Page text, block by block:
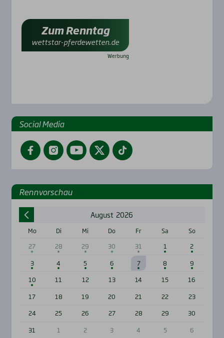
Zum Renntag
wettstar-pferdewetten.de
Social Media
FacebookInstagramYouTubeTwitterTikTok
Renn­vor­schau
August 2026
Mo Di Mi Do Fr Sa
So
27
28 29 30 31 1
2
3
4 5 6 7 8
9
10
11 12 13 14 15
16
17
18 19 20 21 22
23
24
25 26 27 28 29
30
31
1 2 3 4 5 6